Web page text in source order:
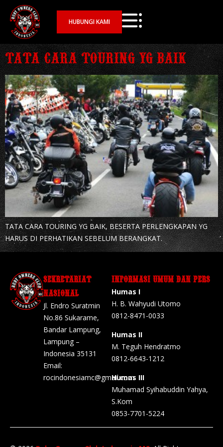
HUBUNGI KAMI
TATA CARA TOURING YG BAIK
TATA CARA TOURING YG BAIK, BESERTA PERLENGKAPAN YG
HARUS DI PERHATIKAN SEBELUM BERANGKAT.
SEKRETARIAT
NASIONAL
Jl. Endro Suratmin
No.86 Sukarame,
Bandar Lampung,
Lampung –
Indonesia 35131
Email:
rocindonesiamc@gmail.com
INFORMASI UMUM DAN PERS
Humas I
H. B. Wahyudi Utomo
0812-8471-0033
Humas II
M. Teguh Hendratmo
0812-6643-1212
Humas III
Muhamad Syihabuddin Yahya,
S.Kom
0853-7701-5224